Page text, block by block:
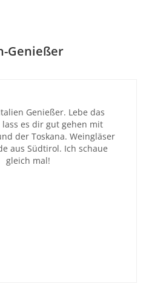
Genießer
Genießer. Lebe das
es dir gut gehen mit
der Toskana. Weingläser
aus Südtirol. Ich schaue
gleich mal!